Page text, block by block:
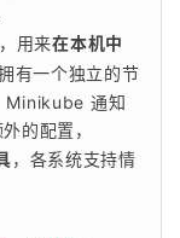
用来在本机中
有一个独立的节
Minikube 通知
的配置，
，各系统支持情